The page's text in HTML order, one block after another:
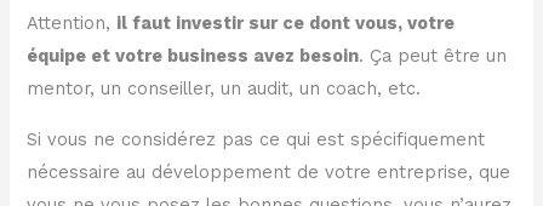
Attention, il faut investir sur ce dont vous, votre
équipe et votre business avez besoin. Ça peut être un
mentor, un conseiller, un audit, un coach, etc.
Si vous ne considérez pas ce qui est spécifiquement
nécessaire au développement de votre entreprise, que